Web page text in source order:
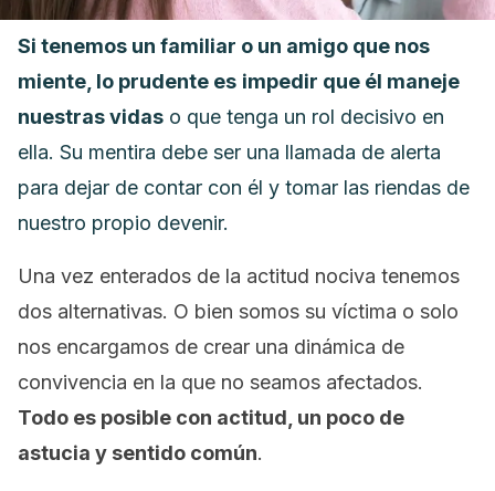
Si tenemos un familiar o un amigo que nos
miente, lo prudente es impedir que él maneje
nuestras vidas o que tenga un rol decisivo en
ella. Su mentira debe ser una llamada de alerta
para dejar de contar con él y tomar las riendas de
nuestro propio devenir.
Una vez enterados de la actitud nociva tenemos
dos alternativas. O bien somos su víctima o solo
nos encargamos de crear una dinámica de
convivencia en la que no seamos afectados.
Todo es posible con actitud, un poco de
astucia y sentido común.